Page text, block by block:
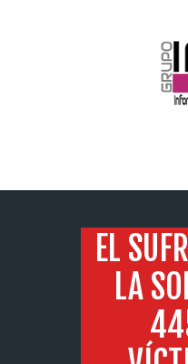
EL
LA